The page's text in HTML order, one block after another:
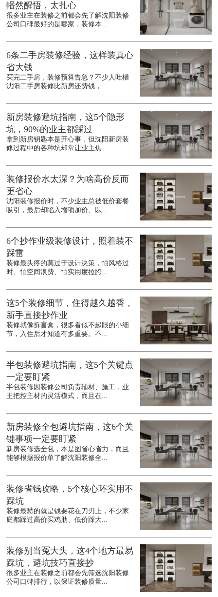
幡然醒悟，太扎心
很多业主在装修之前都会先了解沈阳装修
公司口碑最好的是哪家，装修本...
6条二手房装修经验，这样装真心
省大钱
买完二手房，装修预算告急？不少人吐槽
沈阳二手房装修比新房还费钱，...
新房装修避坑指南，这5个隐形
坑，90%的业主都踩过
拿到新房钥匙本是开心事，但沈阳新房装
修过程中的各种坑却常让业主焦...
装修报价水太深？为啥高价反而
更省心
沈阳装修报价时，不少业主总被低价套餐
吸引，最后却陷入增项加价、以...
6个抄作业级装修设计，照着装不
踩雷
装修最头疼的莫过于设计决策，怕风格过
时、怕空间浪费、怕实用度拉胯...
这5个装修细节，住得越久越香，
新手直接抄作业
装修就像拆盲盒，很多看似不起眼的小细
节，入住后才知道有多重要。不...
半包装修避坑指南，这5个关键点
一定要盯紧
半包装修因装修公司负责辅材、施工，业
主把控主材的灵活模式，而且在...
新房装修全包避坑指南，这6个关
键事项一定要盯紧
新房装修选全包，本是图省心省力，而且
能够根据报价单了解沈阳装修全...
装修省钱攻略，5个核心环实用不
踩坑
装修最愁的就是钱要花在刀刃上，不少家
庭都踩过高价买鸡肋、低价踩大...
装修别当冤大头，这4个地方最易
踩坑，避坑技巧直接抄
很多业主在装修之前都会先筛选沈阳装修
公司口碑排行，以保证装修质量...